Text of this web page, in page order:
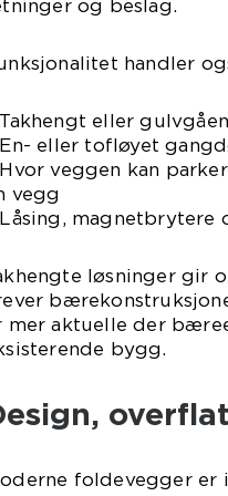
og beslag.
handler
eller
eller tofløyet
veggen kan
vegg
løsninger gir
mer aktuelle der
bygg.
foldevegger er